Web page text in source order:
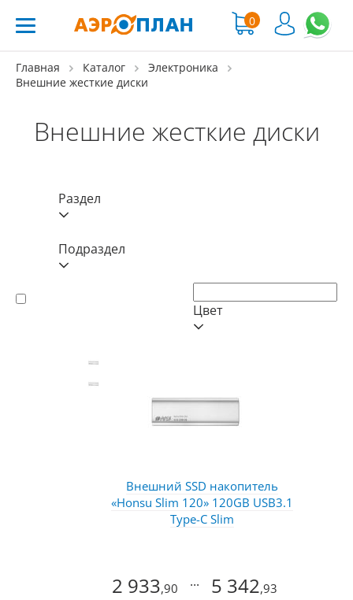
0
Главная Каталог
Электроника
Внешние жесткие диски
Внешние жесткие диски
Раздел
Подраздел
Цвет
Внешний SSD накопитель
«Honsu Slim 120» 120GB USB3.1
Type-C Slim
2 933,90 ... 5 342,93